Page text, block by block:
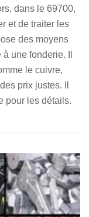
dans le 69700,
et de traiter les
des moyens
une fonderie. Il
le cuivre,
prix justes. Il
pour les détails.